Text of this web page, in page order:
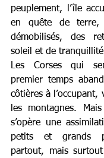
peuplement, l’île
en quête de terre,
démobilisés, des
soleil et de
Les Corses qui
premier temps
côtières à l’occupant,
les montagnes.
s’opère une
petits et grands
partout, mais surtout